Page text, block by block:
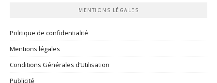
MENTIONS LÉGALES
Politique de confidentialité
Mentions légales
Conditions Générales d’Utilisation
Publicité